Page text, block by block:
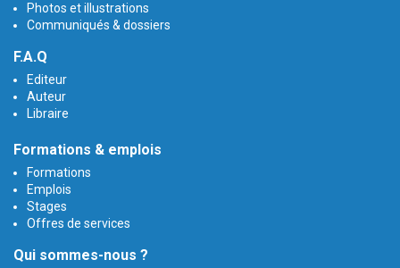
Photos et illustrations
Communiqués & dossiers
F.A.Q
Editeur
Auteur
Libraire
Formations & emplois
Formations
Emplois
Stages
Offres de services
Qui sommes-nous ?